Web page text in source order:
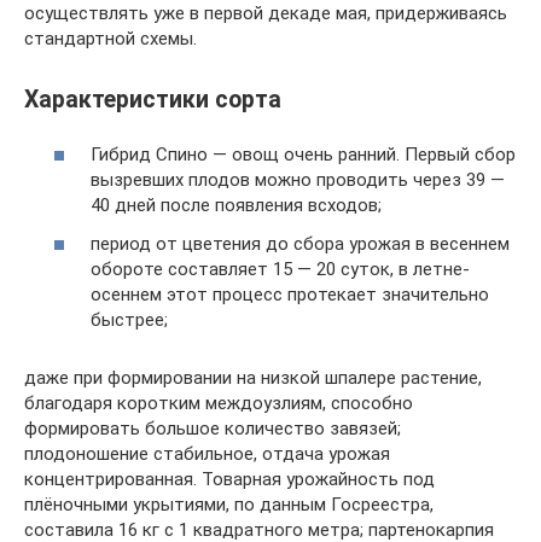
осуществлять уже в первой декаде мая, придерживаясь
стандартной схемы.
Характеристики сорта
Гибрид Спино — овощ очень ранний. Первый сбор
вызревших плодов можно проводить через 39 —
40 дней после появления всходов;
период от цветения до сбора урожая в весеннем
обороте составляет 15 — 20 суток, в летне-
осеннем этот процесс протекает значительно
быстрее;
даже при формировании на низкой шпалере растение,
благодаря коротким междоузлиям, способно
формировать большое количество завязей;
плодоношение стабильное, отдача урожая
концентрированная. Товарная урожайность под
плёночными укрытиями, по данным Госреестра,
составила 16 кг с 1 квадратного метра; партенокарпия